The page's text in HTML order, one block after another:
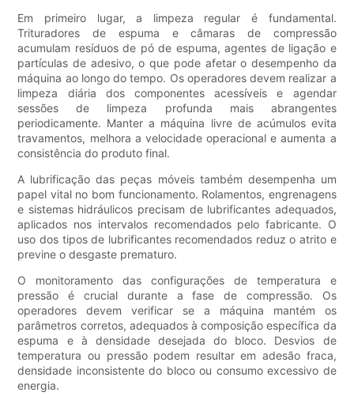
Em primeiro lugar, a limpeza regular é fundamental.
Trituradores de espuma e câmaras de compressão
acumulam resíduos de pó de espuma, agentes de ligação e
partículas de adesivo, o que pode afetar o desempenho da
máquina ao longo do tempo. Os operadores devem realizar a
limpeza diária dos componentes acessíveis e agendar
sessões de limpeza profunda mais abrangentes
periodicamente. Manter a máquina livre de acúmulos evita
travamentos, melhora a velocidade operacional e aumenta a
consistência do produto final.
A lubrificação das peças móveis também desempenha um
papel vital no bom funcionamento. Rolamentos, engrenagens
e sistemas hidráulicos precisam de lubrificantes adequados,
aplicados nos intervalos recomendados pelo fabricante. O
uso dos tipos de lubrificantes recomendados reduz o atrito e
previne o desgaste prematuro.
O monitoramento das configurações de temperatura e
pressão é crucial durante a fase de compressão. Os
operadores devem verificar se a máquina mantém os
parâmetros corretos, adequados à composição específica da
espuma e à densidade desejada do bloco. Desvios de
temperatura ou pressão podem resultar em adesão fraca,
densidade inconsistente do bloco ou consumo excessivo de
energia.